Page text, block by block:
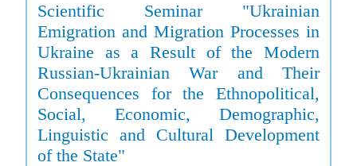
Scientific Seminar "Ukrainian
Emigration and Migration Processes in
Ukraine as a Result of the Modern
Russian-Ukrainian War and Their
Consequences for the Ethnopolitical,
Social, Economic, Demographic,
Linguistic and Cultural Development
of the State"